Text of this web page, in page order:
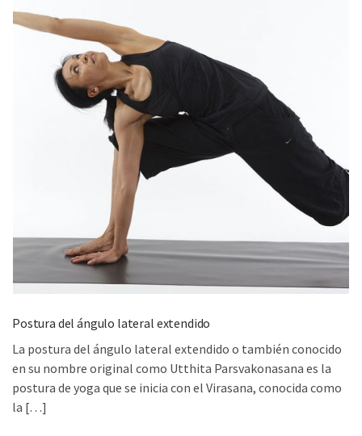
Postura del ángulo lateral extendido
La postura del ángulo lateral extendido o también conocido
en su nombre original como Utthita Parsvakonasana es la
postura de yoga que se inicia con el Virasana, conocida como
la […]